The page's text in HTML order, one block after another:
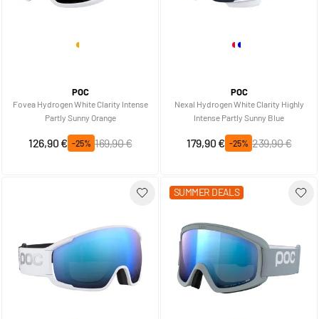
POC
Fovea Hydrogen White Clarity Intense
Partly Sunny Orange
Prix spécial
126,90 € -25%
Prix normal
169,90 €
POC
Nexal Hydrogen White Clarity Highly
Intense Partly Sunny Blue
Prix spécial
179,90 € -25%
Prix normal
239,90 €
SUMMER DEALS